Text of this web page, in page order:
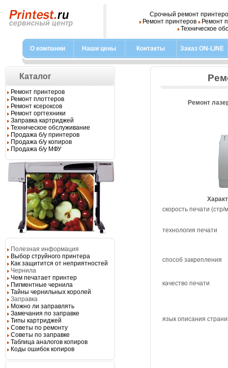
Срочный ремонт
Ремонт принтеров Ремонт
Техническое
О компании Наши цены Контакты Заказ ON-LINE
Каталог
Ремонт принтеров
Ремонт плоттеров
Ремонт ксероксов
Ремонт оргтехники
Заправка картриджей
Техническое обслуживание
Продажа б/у принтеров
Продажа б/у копиров
Продажа б/у МФУ
Полезная информация
Выбор струйного принтера
Как защитится от неприятностей
Чернила
Чем печатает принтер
Пигментные чернила
Тайны чернильных королей
Заправка
Можно ли заправлять
Замечания по заправке
Типы картриджей
Советы по ремонту
Советы по заправке
Таблица аналогов копиров
Коды ошибок копиров
Ремонт
скорость печати (стр/
технология печати
способ закрепления
качество печати
язык описания